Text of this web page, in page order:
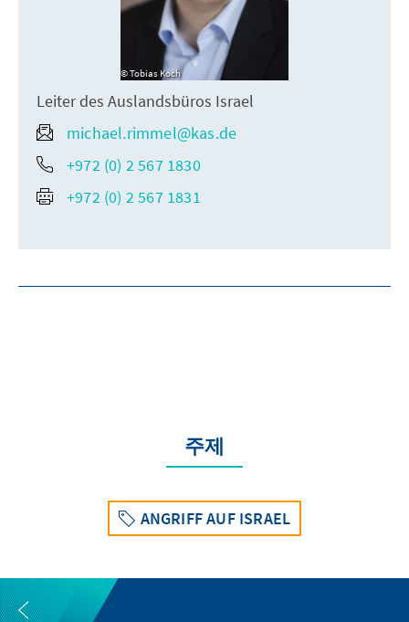
Tobias Koch
Leiter des Auslandsbüros Israel
michael.rimmel@kas.de
+972 (0) 2 567 1830
+972 (0) 2 567 1831
주제
ANGRIFF AUF ISRAEL